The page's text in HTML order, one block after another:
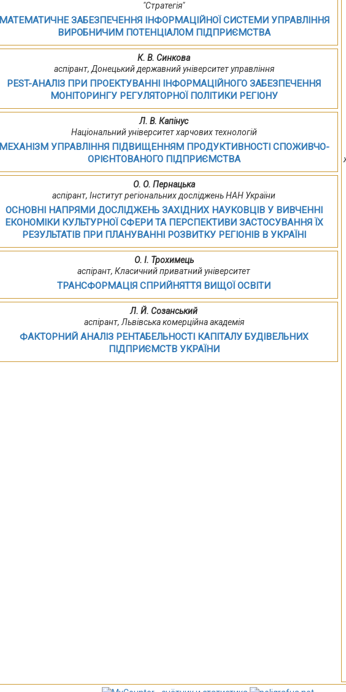
"Стратегія"
МАТЕМАТИЧНЕ ЗАБЕЗПЕЧЕННЯ ІНФОРМАЦІЙНОЇ СИСТЕМИ УПРАВЛІННЯ
ВИРОБНИЧИМ ПОТЕНЦІАЛОМ ПІДПРИЄМСТВА
К. В. Синкова
аспірант, Донецький державний університет управління
PEST-АНАЛІЗ ПРИ ПРОЕКТУВАННІ ІНФОРМАЦІЙНОГО ЗАБЕЗПЕЧЕННЯ
МОНІТОРИНГУ РЕГУЛЯТОРНОЇ ПОЛІТИКИ РЕГІОНУ
Л. В. Капінус
Національний університет харчових технологій
МЕХАНІЗМ УПРАВЛІННЯ ПІДВИЩЕННЯМ ПРОДУКТИВНОСТІ СПОЖИВЧО-
ОРІЄНТОВАНОГО ПІДПРИЄМСТВА
О. О. Пернацька
аспірант, Інститут регіональних досліджень НАН України
ОСНОВНІ НАПРЯМИ ДОСЛІДЖЕНЬ ЗАХІДНИХ НАУКОВЦІВ У ВИВЧЕННІ
ЕКОНОМІКИ КУЛЬТУРНОЇ СФЕРИ ТА ПЕРСПЕКТИВИ ЗАСТОСУВАННЯ ЇХ
РЕЗУЛЬТАТІВ ПРИ ПЛАНУВАННІ РОЗВИТКУ РЕГІОНІВ В УКРАЇНІ
О. І. Трохимець
аспірант, Класичний приватний університет
ТРАНСФОРМАЦІЯ СПРИЙНЯТТЯ ВИЩОЇ ОСВІТИ
Л. Й. Созанський
аспірант, Львівська комерційна академія
ФАКТОРНИЙ АНАЛІЗ РЕНТАБЕЛЬНОСТІ КАПІТАЛУ БУДІВЕЛЬНИХ
ПІДПРИЄМСТВ УКРАЇНИ